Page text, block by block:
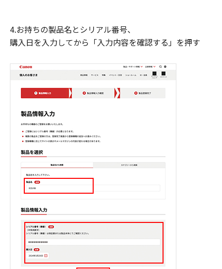
4.お持ちの製品名とシリアル番号、
購入日を入力してから「入力内容を確認する」を押す